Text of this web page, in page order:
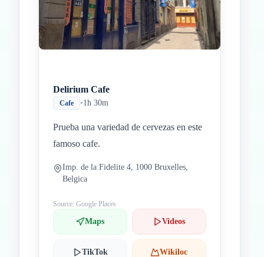
Delirium Cafe
Cafe •1h 30m
Prueba una variedad de cervezas en este
famoso cafe.
Imp. de la Fidelite 4, 1000 Bruxelles,
Belgica
Source: Google Places
Maps Videos
TikTok Wikiloc